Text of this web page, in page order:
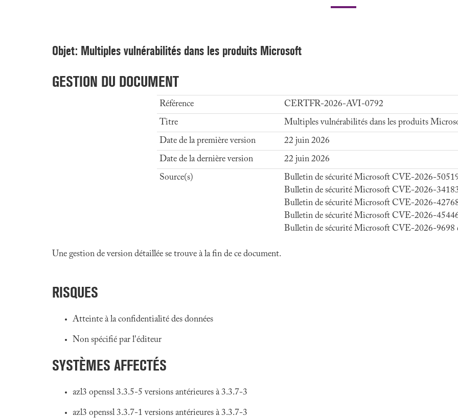
Objet: Multiples vulnérabilités dans les produits Microsoft
GESTION DU DOCUMENT
Référence
CERTFR-2026-AVI-0792
Titre
Multiples vulnérabilités dans les produits
Date de la première version
22 juin 2026
Date de la dernière version
22 juin 2026
Source(s)
Bulletin de sécurité Microsoft CVE-2026-
Bulletin de sécurité Microsoft CVE-2026-
Bulletin de sécurité Microsoft CVE-2026-
Bulletin de sécurité Microsoft CVE-2026-
Bulletin de sécurité Microsoft CVE-2026-9698
Une gestion de version détaillée se trouve à la fin de ce document.
RISQUES
Atteinte à la confidentialité des données
Non spécifié par l'éditeur
SYSTÈMES AFFECTÉS
azl3 openssl 3.3.5-5 versions antérieures à 3.3.7-3
azl3 openssl 3.3.7-1 versions antérieures à 3.3.7-3